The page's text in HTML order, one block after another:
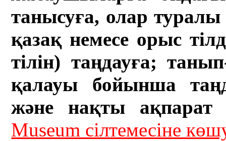
танысуға, олар туралы
қазақ немесе орыс
тілін) таңдауға;
қалауы бойынша
және нақты ақпарат
Museum сілтемесіне